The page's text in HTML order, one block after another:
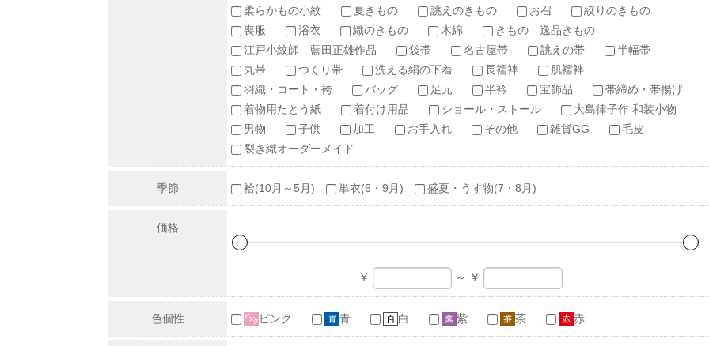
柔らかもの小紋
夏きもの 誂えのきもの お召
絞りのきもの
喪服
浴衣 織のきもの 木綿
きもの 逸品きもの
江戸小紋師 藍田正雄作品
袋帯 名古屋帯 誂えの帯
半幅帯
丸帯
つくり帯 洗える絹の下着 長襦袢
肌襦袢
羽織・コート・袴
バッグ 足元 半衿 宝飾品
帯締め・帯揚げ
着物用たとう紙
着付け用品 ショール・ストール
大島律子作 和装小物
男物
子供 加工 お手入れ その他 雑貨GG
毛皮
裂き織オーダーメイド
季節 袷(10月～5月) 単衣(6・9月) 盛夏・うす物(7・8月)
価格
￥ ～ ￥
色個性 ピンク 青 白 紫 茶 赤